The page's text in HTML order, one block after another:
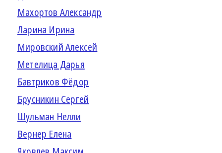
Махортов Александр
Ларина Ирина
Мировский Алексей
Метелица Дарья
Бавтриков Фёдор
Брусникин Сергей
Шульман Нелли
Вернер Елена